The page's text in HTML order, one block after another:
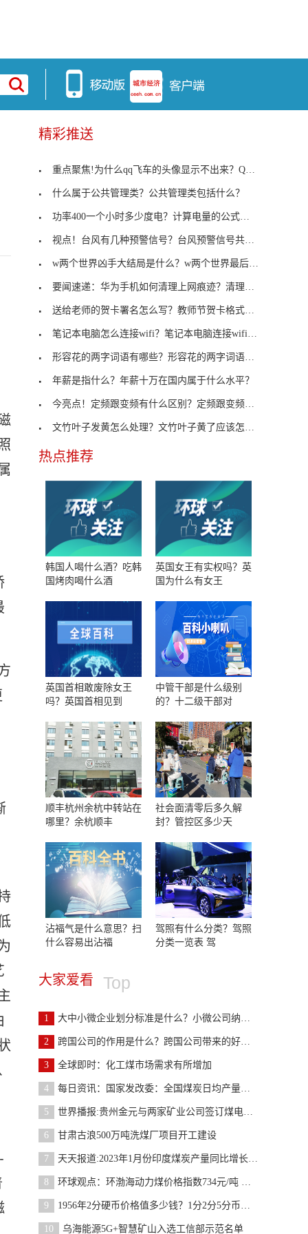
精彩推送
重点聚焦!为什么qq飞车的头像显示不出来？QQ飞车图
什么属于公共管理类？公共管理类包括什么？
功率400一个小时多少度电？计算电量的公式有哪些？
视点！台风有几种预警信号？台风预警信号共分为四个
w两个世界凶手大结局是什么？w两个世界最后凶手是谁
要闻速递：华为手机如何清理上网痕迹？清理上网痕迹
送给老师的贺卡署名怎么写？教师节贺卡格式介绍
笔记本电脑怎么连接wifi？笔记本电脑连接wifi的方法
形容花的两字词语有哪些？形容花的两字词语解答
年薪是指什么？年薪十万在国内属于什么水平？
今亮点！定频跟变频有什么区别？定频跟变频空调的区
文竹叶子发黄怎么处理？文竹叶子黄了应该怎么办？
热点推荐
韩国人喝什么酒？吃韩
国烤肉喝什么酒
英国女王有实权吗？英
国为什么有女王
英国首相敢废除女王
吗？英国首相见到
中管干部是什么级别
的？十二级干部对
顺丰杭州余杭中转站在
哪里？余杭顺丰
社会面清零后多久解
封？管控区多少天
沾福气是什么意思？扫
什么容易出沾福
驾照有什么分类？驾照
分类一览表 驾
大家爱看 Top
1 大中小微企业划分标准是什么？小微公司纳税标准是什
2 跨国公司的作用是什么？跨国公司带来的好处和坏处
3 全球即时：化工煤市场需求有所增加
4 每日资讯：国家发改委：全国煤炭日均产量保持较高水
5 世界播报:贵州金元与两家矿业公司签订煤电联营合作
6 甘肃古浪500万吨洗煤厂项目开工建设
7 天天报道:2023年1月份印度煤炭产量同比增长11.4%
8 环球观点：环渤海动力煤价格指数734元/吨 突发事件
9 1956年2分硬币价格值多少钱？1分2分5分币价格表
10 乌海能源5G+智慧矿山入选工信部示范名单